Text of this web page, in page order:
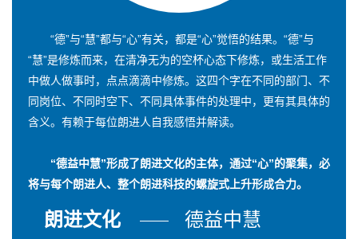
“德”与“慧”都与“心”有关，都是“心”觉悟的结果。“德”与
“慧”是修炼而来，在清净无为的空杯心态下修炼，或生活工作
中做人做事时，点点滴滴中修炼。这四个字在不同的部门、不
同岗位、不同时空下、不同具体事件的处理中，更有其具体的
含义。有赖于每位朗进人自我感悟并解读。
“德益中慧”形成了朗进文化的主体，通过“心”的聚集，必
将与每个朗进人、整个朗进科技的螺旋式上升形成合力。
朗进文化 德益中慧